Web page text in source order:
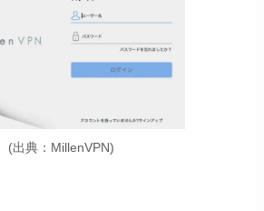
(出典：MillenVPN)